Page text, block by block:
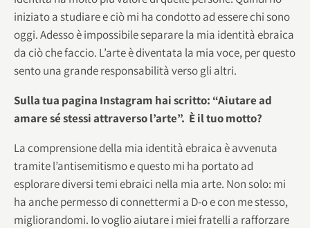
iniziato a studiare e ciò mi ha condotto ad essere chi sono
oggi. Adesso è impossibile separare la mia identità ebraica
da ciò che faccio. L’arte è diventata la mia voce, per questo
sento una grande responsabilità verso gli altri.
Sulla tua pagina Instagram hai scritto: “Aiutare ad
amare sé stessi attraverso l’arte”. È il tuo motto?
La comprensione della mia identità ebraica è avvenuta
tramite l’antisemitismo e questo mi ha portato ad
esplorare diversi temi ebraici nella mia arte. Non solo: mi
ha anche permesso di connettermi a D-o e con me stesso,
migliorandomi. Io voglio aiutare i miei fratelli a rafforzare